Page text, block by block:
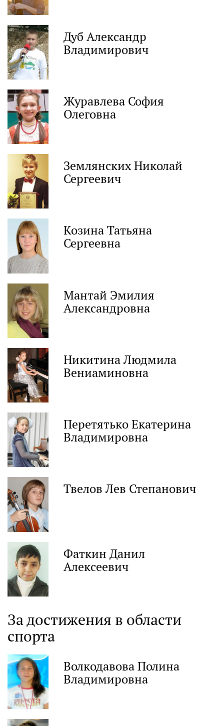
Дуб Александр
Владимирович
Журавлева София
Олеговна
Землянских Николай
Сергеевич
Козина Татьяна
Сергеевна
Мантай Эмилия
Александровна
Никитина Людмила
Вениаминовна
Перетятько Екатерина
Владимировна
Твелов Лев Степанович
Фаткин Данил
Алексеевич
За достижения в области
спорта
Волкодавова Полина
Владимировна